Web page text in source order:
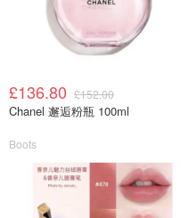
£136.80 £152.00
Chanel 邂逅粉瓶 100ml
Boots